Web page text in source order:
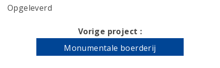
Opgeleverd
Vorige project :
Monumentale boerderij